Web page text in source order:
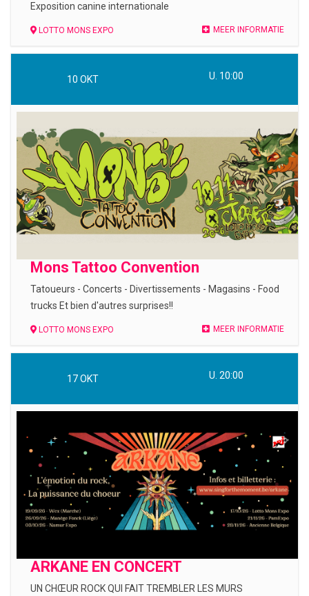
Exposition canine internationale
LOTTO MONS EXPO MEER INFORMATIE
10 OKT U. 10:00
Mons Tattoo Convention
Tatoueurs - Concerts - Divertissements - Magasins - Food
trucks Et bien d'autres surprises!!
LOTTO MONS EXPO MEER INFORMATIE
17OKT U. 20:00
ARKANE EN CONCERT
UN CHŒUR ROCK QUI FAIT TREMBLER LES MURS